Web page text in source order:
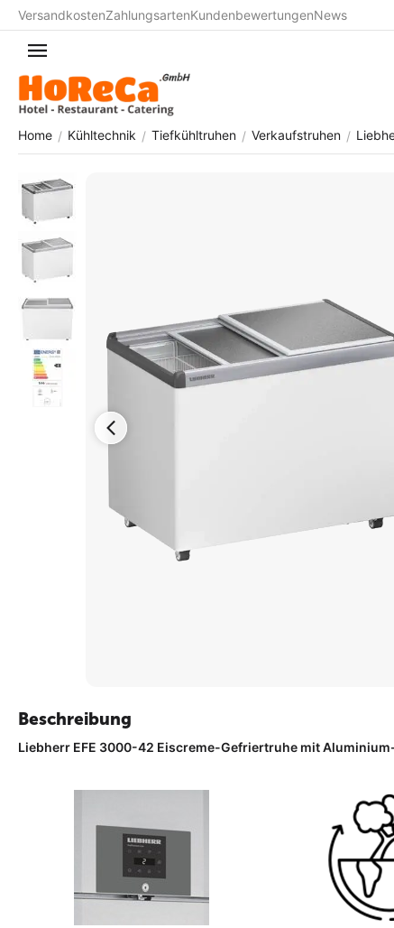
VersandkostenZahlungsartenKundenbewertungenNews
Home / Kühltechnik / Tiefkühltruhen / Verkaufstruhen /
Bestseller
Beschreibung
Liebherr EFE 3000-42 Eiscreme-Gefriertruhe mit